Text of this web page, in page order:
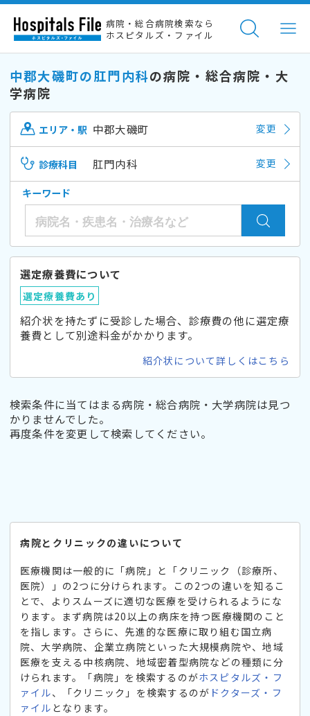
病院・総合病院検索なら
ホスピタルズ・ファイル
中郡大磯町の肛門内科の病院・総合病院・大
学病院
エリア・駅 中郡大磯町 変更
診療科目 肛門内科 変更
キーワード
選定療養費について
選定療養費あり
紹介状を持たずに受診した場合、診療費の他に選定療
養費として別途料金がかかります。
紹介状について詳しくはこちら
検索条件に当てはまる病院・総合病院・大学病院は見つ
かりませんでした。
再度条件を変更して検索してください。
病院とクリニックの違いについて
医療機関は一般的に「病院」と「クリニック（診療所、
医院）」の2つに分けられます。この2つの違いを知るこ
とで、よりスムーズに適切な医療を受けられるようにな
ります。まず病院は20以上の病床を持つ医療機関のこと
を指します。さらに、先進的な医療に取り組む国立病
院、大学病院、企業立病院といった大規模病院や、地域
医療を支える中核病院、地域密着型病院などの種類に分
けられます。「病院」を検索するのがホスピタルズ・フ
ァイル、「クリニック」を検索するのが ドクターズ・フ
ァイル となります。